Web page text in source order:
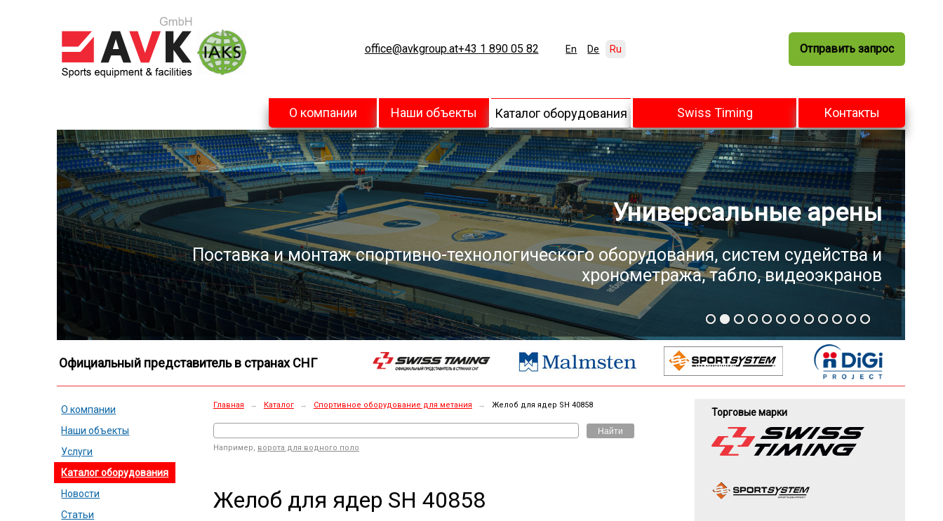
office@avkgroup.at+43 1 890 05 82 En De Ru Отправить запрос
О компании Наши объекты Каталог оборудования Swiss Timing Контакты
Универсальные арены
Поставка и монтаж спортивно-технологического оборудования, систем судейства и
хронометража, табло, видеоэкранов
Официальный представитель в странах СНГ
О компании
Наши объекты
Услуги
Каталог оборудования
Новости
Статьи
Главная → Каталог → Спортивное оборудование для метания → Желоб для ядер SH 40858
Найти
Например, ворота для водного поло
Желоб для ядер SH 40858
Торговые марки